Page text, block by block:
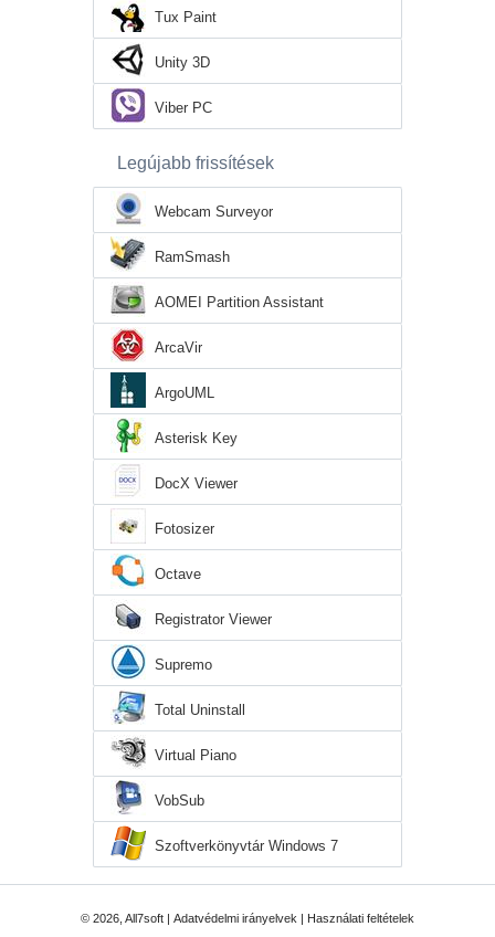
Tux Paint
Unity 3D
Viber PC
Legújabb frissítések
Webcam Surveyor
RamSmash
AOMEI Partition Assistant
ArcaVir
ArgoUML
Asterisk Key
DocX Viewer
Fotosizer
Octave
Registrator Viewer
Supremo
Total Uninstall
Virtual Piano
VobSub
Szoftverkönyvtár Windows 7
© 2026, All7soft | Adatvédelmi irányelvek Használati feltételek